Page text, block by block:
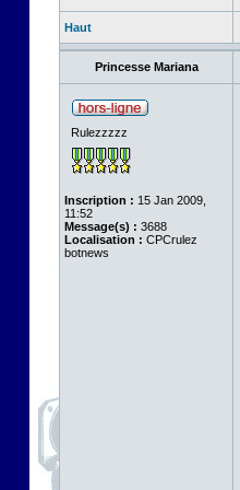
Haut
Princesse Mariana
Rulezzzzz
Inscription : 15 Jan 2009,
11:52
Message(s) : 3688
Localisation : CPCrulez
botnews